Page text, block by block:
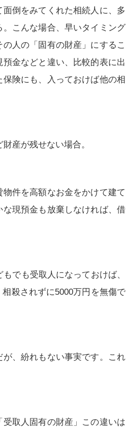
倒をみてくれた相続人に、多
こんな場合、早いタイミング
人の「固有の財産」にするこ
金などと違い、比較的表に出
険にも、入っておけば他の相
産が残せない場合。
件を高額なお金をかけて建て
現預金も放棄しなければ、借
でも受取人になっておけば、
殺されずに5000万円を無傷で
、紛れもない事実です。これ
取人固有の財産」この違いは